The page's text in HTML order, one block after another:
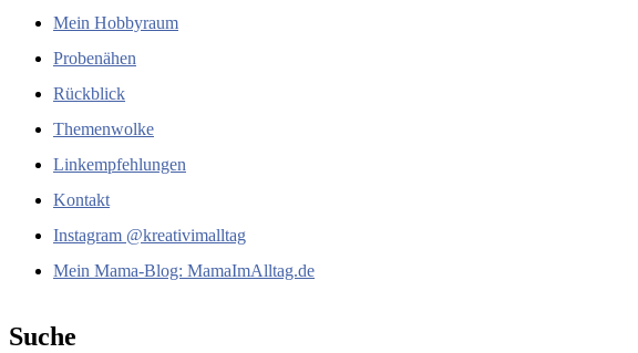
Mein Hobbyraum
Probenähen
Rückblick
Themenwolke
Linkempfehlungen
Kontakt
Instagram @kreativimalltag
Mein Mama-Blog: MamaImAlltag.de
Suche